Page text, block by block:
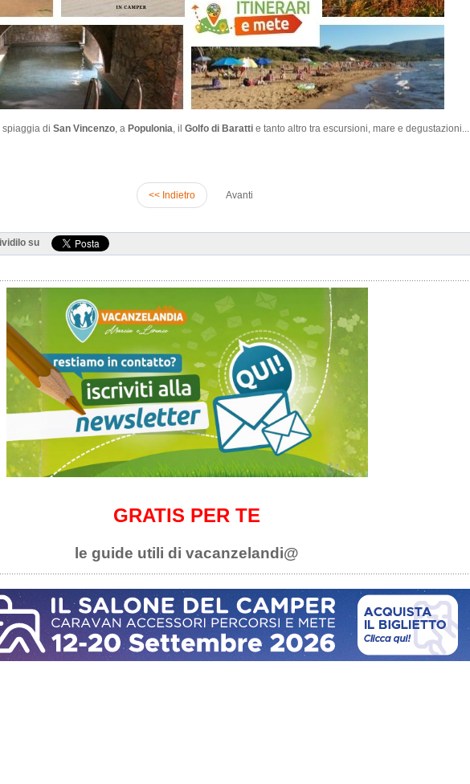
spiaggia di San Vincenzo, a Populonia, il Golfo di Baratti e tanto altro tra escursioni, mare e degustazioni...
<< Indietro Avanti
su
GRATIS PER TE
le guide utili di vacanzelandi@